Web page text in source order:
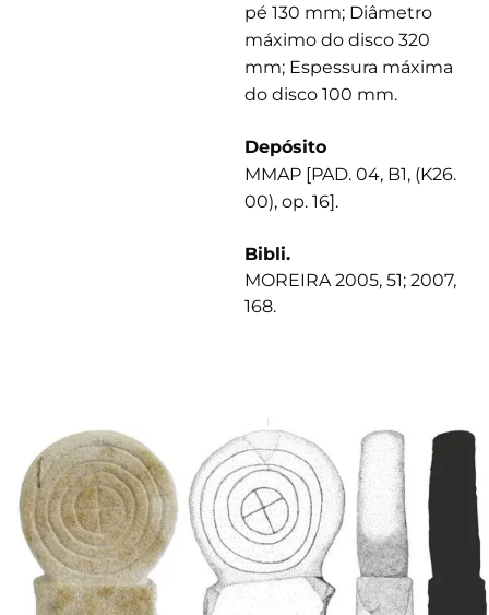
pé 130 mm; Diâmetro
máximo do disco 320
mm; Espessura máxima
do disco 100 mm.
Depósito
MMAP [PAD. 04, B1, (K26.
00), op. 16].
Bibli.
MOREIRA 2005, 51; 2007,
168.